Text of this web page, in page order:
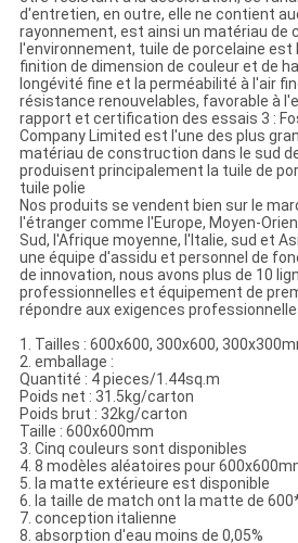
d'entretien, en outre, elle ne contient
rayonnement, est ainsi un matériau de
l'environnement, tuile de porcelaine est
finition de dimension de couleur et de
longévité fine et la perméabilité à l'air
résistance renouvelables, favorable à
rapport et certification des essais 3 :
Company Limited est l'une des plus
matériau de construction dans le sud
produisent principalement la tuile de
tuile polie
Nos produits se vendent bien sur le
l'étranger comme l'Europe, Moyen-
Sud, l'Afrique moyenne, l'Italie, sud et
une équipe d'assidu et personnel de
de innovation, nous avons plus de 10
professionnelles et équipement de
répondre aux exigences
1. Tailles : 600x600, 300x600,
2. emballage :
Quantité : 4 pieces/1.44sq.m
Poids net : 31.5kg/carton
Poids brut : 32kg/carton
Taille : 600x600mm
3. Cinq couleurs sont disponibles
4. 8 modèles aléatoires pour
5. la matte extérieure est disponible
6. la taille de match ont la matte de
7. conception italienne
8. absorption d'eau moins de 0,05%